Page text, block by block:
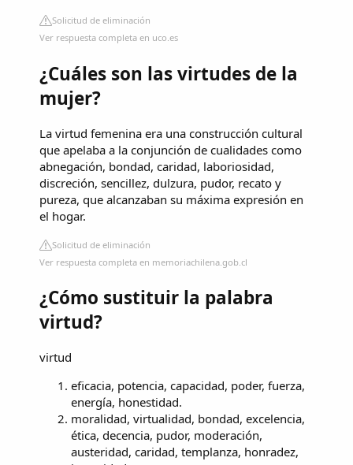
Solicitud de eliminación
Ver respuesta completa en uco.es
¿Cuáles son las virtudes de la
mujer?
La virtud femenina era una construcción cultural
que apelaba a la conjunción de cualidades como
abnegación, bondad, caridad, laboriosidad,
discreción, sencillez, dulzura, pudor, recato y
pureza, que alcanzaban su máxima expresión en
el hogar.
Solicitud de eliminación
Ver respuesta completa en memoriachilena.gob.cl
¿Cómo sustituir la palabra
virtud?
virtud
eficacia, potencia, capacidad, poder, fuerza,
energía, honestidad.
moralidad, virtualidad, bondad, excelencia,
ética, decencia, pudor, moderación,
austeridad, caridad, templanza, honradez,